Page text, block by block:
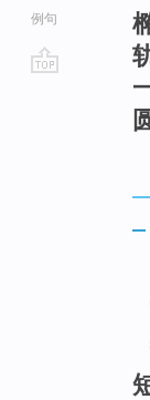
例句